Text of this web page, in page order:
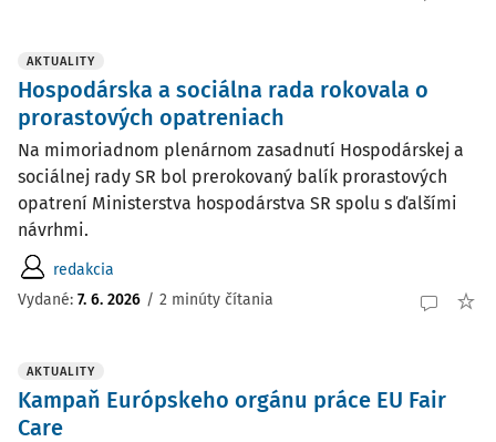
AKTUALITY
Hospodárska a sociálna rada rokovala o
prorastových opatreniach
Na mimoriadnom plenárnom zasadnutí Hospodárskej a
sociálnej rady SR bol prerokovaný balík prorastových
opatrení Ministerstva hospodárstva SR spolu s ďalšími
návrhmi.
redakcia
Vydané: 7. 6. 2026 / 2 minúty čítania
AKTUALITY
Kampaň Európskeho orgánu práce EU Fair
Care